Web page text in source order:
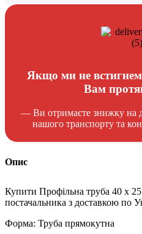
Якщо ми не
Вам
— Ви отримаєте знижку на
нашого транспорту та
Опис
Купити Профільна труба 40 x
постачальника з доставкою по
Форма: Труба прямокутна